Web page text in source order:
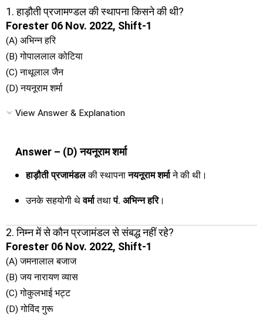
1. हाड़ौती प्रजामण्डल की स्थापना किसने की थी?
Forester 06 Nov. 2022, Shift-1
(A) अभिन्न हरि
(B) गोपाललाल कोटिया
(C) नाथूलाल जैन
(D) नयनूराम शर्मा
View Answer & Explanation
Answer – (D) नयनूराम शर्मा
हाड़ौती प्रजामंडलकी स्थापनानयनूराम शर्माने की थी।
उनके सहयोगी थेवर्मातथापं. अभिन्न हरि।
2. निम्न में से कौन प्रजामंडल से संबद्ध नहीं रहे?
Forester 06 Nov. 2022, Shift-1
(A) जमनालाल बजाज
(B) जय नारायण व्यास
(C) गोकुलभाई भट्ट
(D) गोविंद गुरू